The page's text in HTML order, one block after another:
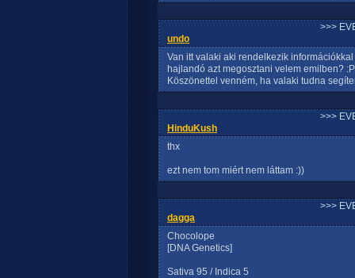
>>>
undo
Van itt valaki aki rendelkezik
hajlandó azt megosztani velem emilben? :P
Köszönettel venném, ha valaki tudna
>>>
HinduKush
thx
ezt nem tom miért nem láttam :))
>>>
dagga
Chocolope
[DNA Genetics]
Sativa 95 / Indica 5